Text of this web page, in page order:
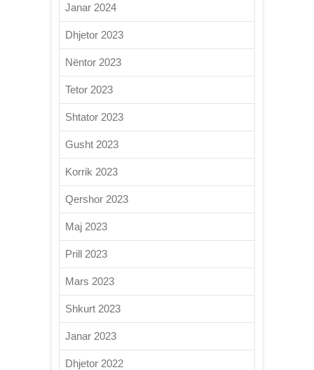
Janar 2024
Dhjetor 2023
Nëntor 2023
Tetor 2023
Shtator 2023
Gusht 2023
Korrik 2023
Qershor 2023
Maj 2023
Prill 2023
Mars 2023
Shkurt 2023
Janar 2023
Dhjetor 2022